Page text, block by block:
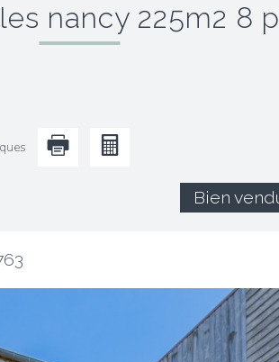
les nancy 225m2 8
Bien